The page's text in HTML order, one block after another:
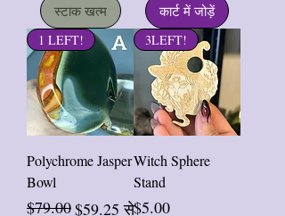
स्टाक खत्म कार्ट में जोड़ें
1 LEFT!
Polychrome Jasper
Bowl
नियमित मूल्य
$79.00$59.25 से
बिक्री मूल्य
3LEFT!
Witch Sphere
Stand
मूल्य
$5.00